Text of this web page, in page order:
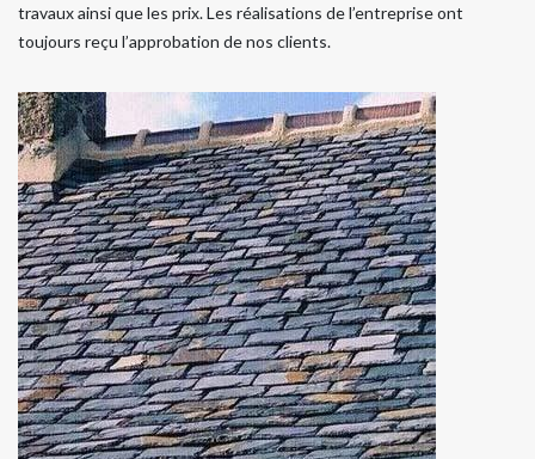
travaux ainsi que les prix. Les réalisations de l’entreprise ont
toujours reçu l’approbation de nos clients.